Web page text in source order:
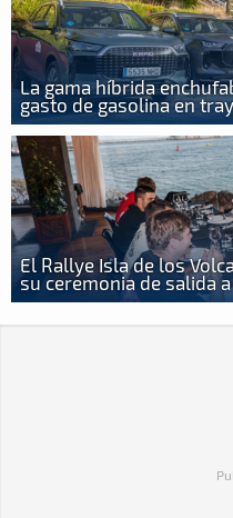
La gama híbrida
gasto de gasolina en
El Rallye Isla de los
su ceremonia de salida